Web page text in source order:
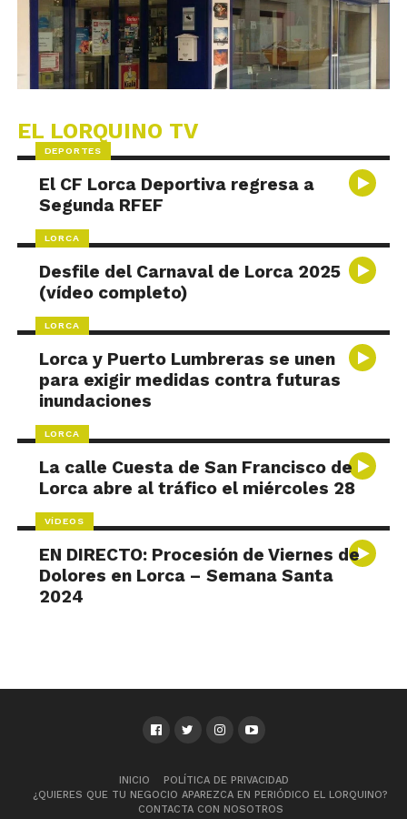
EL LORQUINO TV
DEPORTES
El CF Lorca Deportiva regresa a
Segunda RFEF
LORCA
Desfile del Carnaval de Lorca 2025
(vídeo completo)
LORCA
Lorca y Puerto Lumbreras se unen
para exigir medidas contra futuras
inundaciones
LORCA
La calle Cuesta de San Francisco de
Lorca abre al tráfico el miércoles 28
VÍDEOS
EN DIRECTO: Procesión de Viernes de
Dolores en Lorca – Semana Santa
2024
INICIO
POLÍTICA DE PRIVACIDAD
¿QUIERES QUE TU NEGOCIO APAREZCA EN PERIÓDICO EL LORQUINO?
CONTACTA CON NOSOTROS